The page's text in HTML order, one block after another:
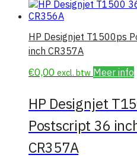
HP Designjet T1500ps
inch CR357A
€0,00 excl. btw Meer info
HP Designjet
Postscript 36
CR357A